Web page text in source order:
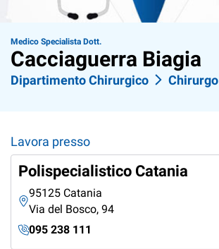
Medico Specialista Dott.
Cacciaguerra Biagia
Dipartimento Chirurgico Chirurgo
Lavora presso
Polispecialistico Catania
95125 Catania
Via del Bosco, 94
095 238 111